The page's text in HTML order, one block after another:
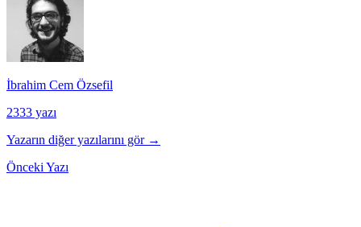
İbrahim Cem Özsefil
2333 yazı
Yazarın diğer yazılarını gör →
Önceki Yazı